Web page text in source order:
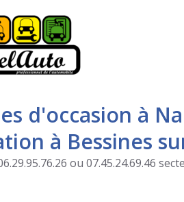
d'occasion à
à Bessines
ou 07.45.24.69.46